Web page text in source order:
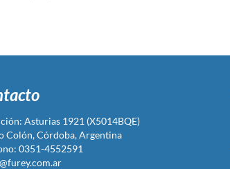
Asturias 1921 (X5014BQE)
Colón, Córdoba, Argentina
0351-4552591